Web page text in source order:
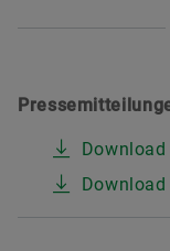
Download
Download